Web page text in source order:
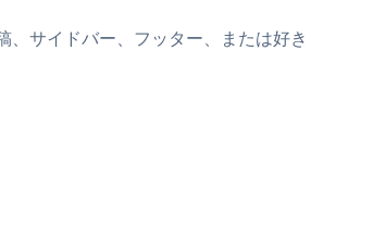
サイドバー、フッター、または好き